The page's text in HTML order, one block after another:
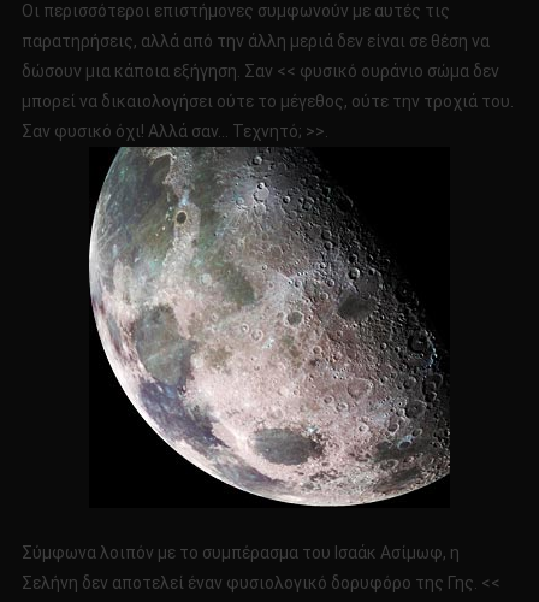
Οι περισσότεροι επιστήμονες συμφωνούν με αυτές τις
παρατηρήσεις, αλλά από την άλλη μεριά δεν είναι σε θέση να
δώσουν μια κάποια εξήγηση. Σαν << φυσικό ουράνιο σώμα δεν
μπορεί να δικαιολογήσει ούτε το μέγεθος, ούτε την τροχιά του.
Σαν φυσικό όχι! Αλλά σαν… Τεχνητό; >>.
Σύμφωνα λοιπόν με το συμπέρασμα του Ισαάκ Ασίμωφ, η
Σελήνη δεν αποτελεί έναν φυσιολογικό δορυφόρο της Γης. <<